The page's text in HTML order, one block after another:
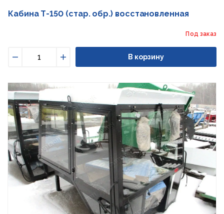
Кабина Т-150 (стар. обр.) восстановленная
Под заказ
Увеличить
В корзину